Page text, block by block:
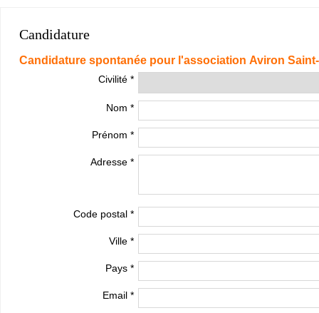
Candidature
Candidature spontanée pour l'association Aviron
Civilité *
Nom *
Prénom *
Adresse *
Code postal *
Ville *
Pays *
Email *